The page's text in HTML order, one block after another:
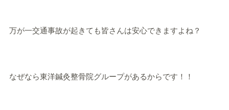
万が一交通事故が起きても皆さんは安心できますよね？
なぜなら東洋鍼灸整骨院グループがあるからです！！